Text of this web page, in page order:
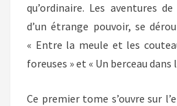
qu’ordinaire. Les aventures
d’un étrange pouvoir, se
« Entre la meule et les
foreuses » et « Un berceau dans
Ce premier tome s’ouvre sur